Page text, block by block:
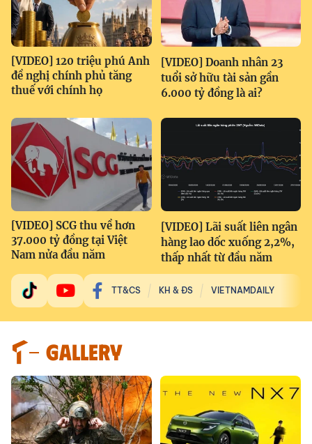
[VIDEO] 120 triệu phú Anh
đề nghị chính phủ tăng
thuế với chính họ
[VIDEO] Doanh nhân 23
tuổi sở hữu tài sản gần
6.000 tỷ đồng là ai?
[VIDEO] SCG thu về hơn
37.000 tỷ đồng tại Việt
Nam nửa đầu năm
[VIDEO] Lãi suất liên ngân
hàng lao dốc xuống 2,2%,
thấp nhất từ đầu năm
TT&CS KH & ĐS VIETNAMDAILY
GALLERY